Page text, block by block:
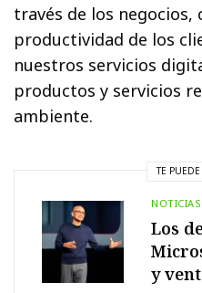
través de los negocios,
productividad de los
nuestros servicios
productos y servicios
ambiente.
TE
Los
y